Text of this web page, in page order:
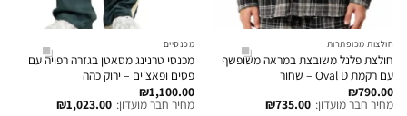
חולצות מכופתרות
חולצת פלנל משובצת במראה משופשף
עם רקמת Oval D – שחור
₪790.00
מחיר חבר מועדון: ₪735.00
מכנסיים
מכנסי טרנינג מסאטן בגזרה רפויה עם
פסים ופאצ'ים – ירוק כהה
₪1,100.00
מחיר חבר מועדון: ₪1,023.00